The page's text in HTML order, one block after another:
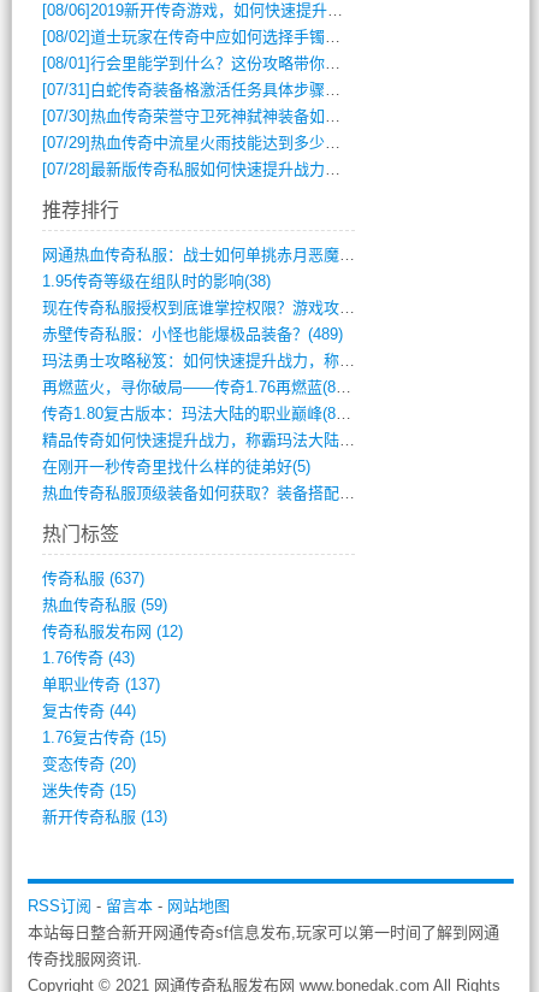
[08/06]2019新开传奇游戏，如何快速提升角色等级？
[08/02]道士玩家在传奇中应如何选择手镯装备？
[08/01]行会里能学到什么？这份攻略带你全掌握
[07/31] 白蛇传奇装备格激活任务具体步骤是什么？如何完成？
[07/30]热血传奇荣誉守卫死神弑神装备如何获取与佩戴攻略？
[07/29]热血传奇中流星火雨技能达到多少级可以开始练装备？
[07/28]最新版传奇私服如何快速提升战力与获取稀有装备？
推荐排行
网通热血传奇私服：战士如何单挑赤月恶魔？(311)
1.95传奇等级在组队时的影响(38)
现在传奇私服授权到底谁掌控权限？游戏攻略(789)
赤壁传奇私服：小怪也能爆极品装备？(489)
玛法勇士攻略秘笈：如何快速提升战力，称霸(717)
再燃蓝火，寻你破局——传奇1.76再燃蓝(893)
传奇1.80复古版本：玛法大陆的职业巅峰(873)
精品传奇如何快速提升战力，称霸玛法大陆？(392)
在刚开一秒传奇里找什么样的徒弟好(5)
热血传奇私服顶级装备如何获取？装备搭配与(688)
热门标签
传奇私服 (637)
热血传奇私服 (59)
传奇私服发布网 (12)
1.76传奇(43)
单职业传奇(137)
复古传奇(44)
1.76复古传奇(15)
变态传奇(20)
迷失传奇(15)
新开传奇私服 (13)
RSS订阅 - 留言本- 网站地图
本站每日整合新开网通传奇sf信息发布,玩家可以第一时间了解到网通
传奇找服网资讯.
Copyright © 2021 网通传奇私服发布网 www.bonedak.com All Rights